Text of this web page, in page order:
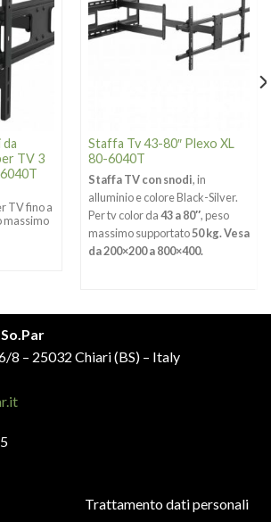
TV 3
TV fino a
massimo
Staffa Tv 43-80″ Plexo XL
80-6040T
Staffa TV con snodi, in
alluminio e colore Black-Silver.
Per tv color da43 a 80″, peso
massimo supportato50 kg. Vesa
da 200×200 a 800×400.
8 – 25032 Chiari (BS) – Italy
Trattamento dati personali